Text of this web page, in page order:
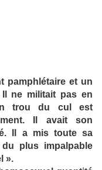
pamphlétaire et un
ne militait pas en
trou du cul est
Il avait son
Il a mis toute sa
plus impalpable
».